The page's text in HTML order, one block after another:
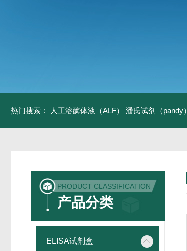
热门搜索： 人工溶酶体液（ALF） 潘氏试剂（pandy）
PRODUCT CLASSIFICATION
产品分类
ELISA试剂盒